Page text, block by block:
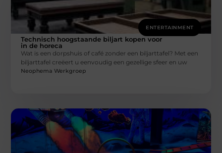
ENTERTAINMENT
Technisch hoogstaande biljart kopen voor
in de horeca
Wat is een dorpshuis of café zonder een biljarttafel? Met een
biljarttafel creëert u eenvoudig een gezellige sfeer en uw
Neophema Werkgroep